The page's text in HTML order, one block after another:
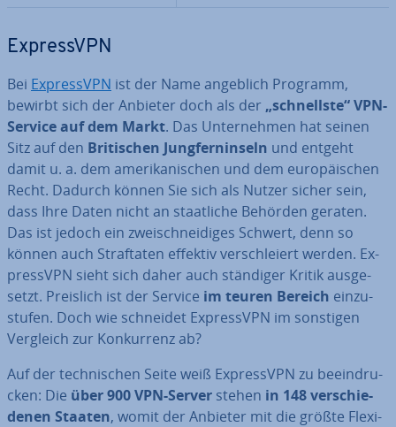
Ex­pressVPN
Bei Ex­pressVPN ist der Name angeblich Programm,
bewirbt sich der Anbieter doch als der „schnells­te“ VPN-
Service auf dem Markt. Das Un­ter­neh­men hat seinen
Sitz auf den Bri­ti­schen Jung­fern­in­seln und entgeht
damit u. a. dem ame­ri­ka­ni­schen und dem eu­ro­päi­schen
Recht. Dadurch können Sie sich als Nutzer sicher sein,
dass Ihre Daten nicht an staat­li­che Behörden geraten.
Das ist jedoch ein zwei­schnei­di­ges Schwert, denn so
können auch Straf­ta­ten effektiv ver­schlei­ert werden. Ex­
pressVPN sieht sich daher auch ständiger Kritik aus­ge­
setzt. Preislich ist der Service im teuren Bereich ein­zu­
stu­fen. Doch wie schneidet Ex­pressVPN im sonstigen
Vergleich zur Kon­kur­renz ab?
Auf der tech­ni­schen Seite weiß Ex­pressVPN zu be­ein­dru­
cken: Die über 900 VPN-Server stehen in 148 ver­schie­
de­nen Staaten, womit der Anbieter mit die größte Fle­xi­